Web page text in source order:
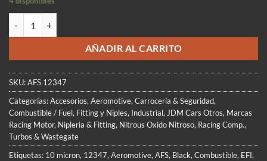
AÑADIR AL CARRITO
SKU:AFS 12347
Categorías:Accesorios, Aeromotive, Carrocería & Seguridad,
Combustible / Fuel, Fitting y Niples, Industrial, JDM Cars Otros, Marcas
Racing Motor, Nipleria & Fitting, Nitrous Oxido Nitroso, Racing Comp.,
Turbos & Wastegate
Etiquetas: 10 micron, 12347, Aeromotive, AFS, Black, Combustible, EFI,